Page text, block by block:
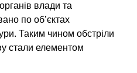
влади та
по об’єктах
Таким чином обстріли
стали елементом